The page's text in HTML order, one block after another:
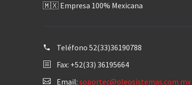
🇲🇽 Empresa 100% Mexicana
Teléfono 52(33)36190788
Fax: +52(33) 36195664
Email: soportec@oleosistemas.com.mx